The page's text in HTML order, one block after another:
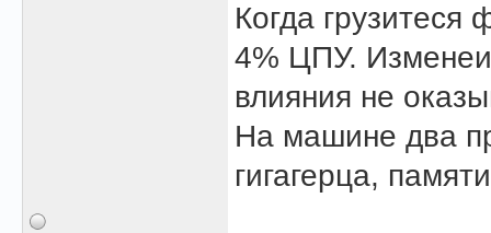
Когда грузитеся
4% ЦПУ.
влияния не
На машине два
гигагерца,